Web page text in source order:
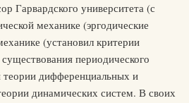
Гарвардского университета (с
механике (эргодические
(установил критерии
периодического
дифференциальных и
динамических систем. В своих